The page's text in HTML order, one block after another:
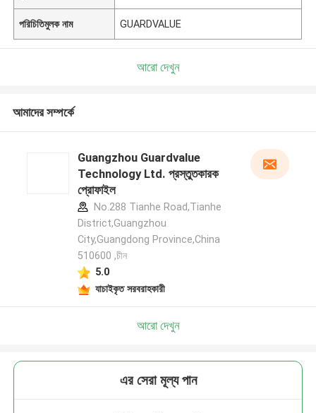
পরিচিতিমুলক নাম GUARDVALUE
আরো দেখুন
আমাদের সম্পর্কে
Guangzhou Guardvalue
Technology Ltd. প্রস্তুতকারক
প্রোফাইল
No.288 Tianhe Road,Tianhe
District,Guangzhou
City,Guangdong Province,China
510600 ,চীন
5.0
যাচাইকৃত সরবরাহকারী
আরো দেখুন
এর সেরা মূল্য পান